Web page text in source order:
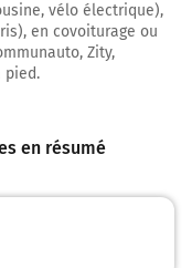
de Fresnes)
Continuer sur 1,6
vélo électrique),
en covoiturage ou
Zity,
pied.
en résumé